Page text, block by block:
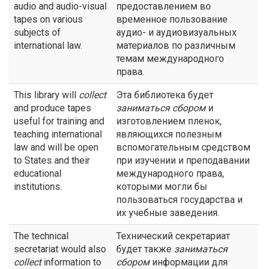
audio and audio-visual
tapes on various
subjects of
international law.
предоставлением во
временное пользование
аудио- и аудиовизуальных
материалов по различным
темам международного
права.
This library will collect
and produce tapes
useful for training and
teaching international
law and will be open
to States and their
educational
institutions.
Эта библиотека будет
заниматься сбороми
изготовлением пленок,
являющихся полезным
вспомогательным средством
при изучении и преподавании
международного права,
которыми могли бы
пользоваться государства и
их учебные заведения.
The technical
secretariat would also
collectinformation to
Технический секретариат
будет также заниматься
сбороминформации для